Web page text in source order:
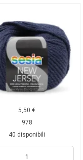
5,50€
978
40 disponibili